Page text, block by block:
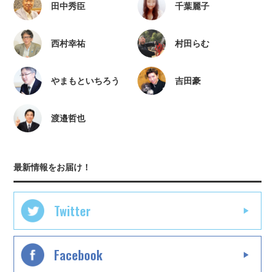
田中秀臣 千葉麗子
西村幸祐 村田らむ
やまもといちろう 吉田豪
渡邉哲也
最新情報をお届け！
Twitter
Facebook